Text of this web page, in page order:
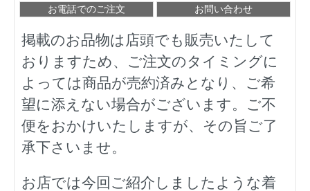
お電話でのご注文
お問い合わせ
掲載のお品物は店頭でも販売いたして
おりますため、ご注文のタイミングに
よっては商品が売約済みとなり、ご希
望に添えない場合がございます。ご不
便をおかけいたしますが、その旨ご了
承下さいませ。
お店では今回ご紹介しましたような着